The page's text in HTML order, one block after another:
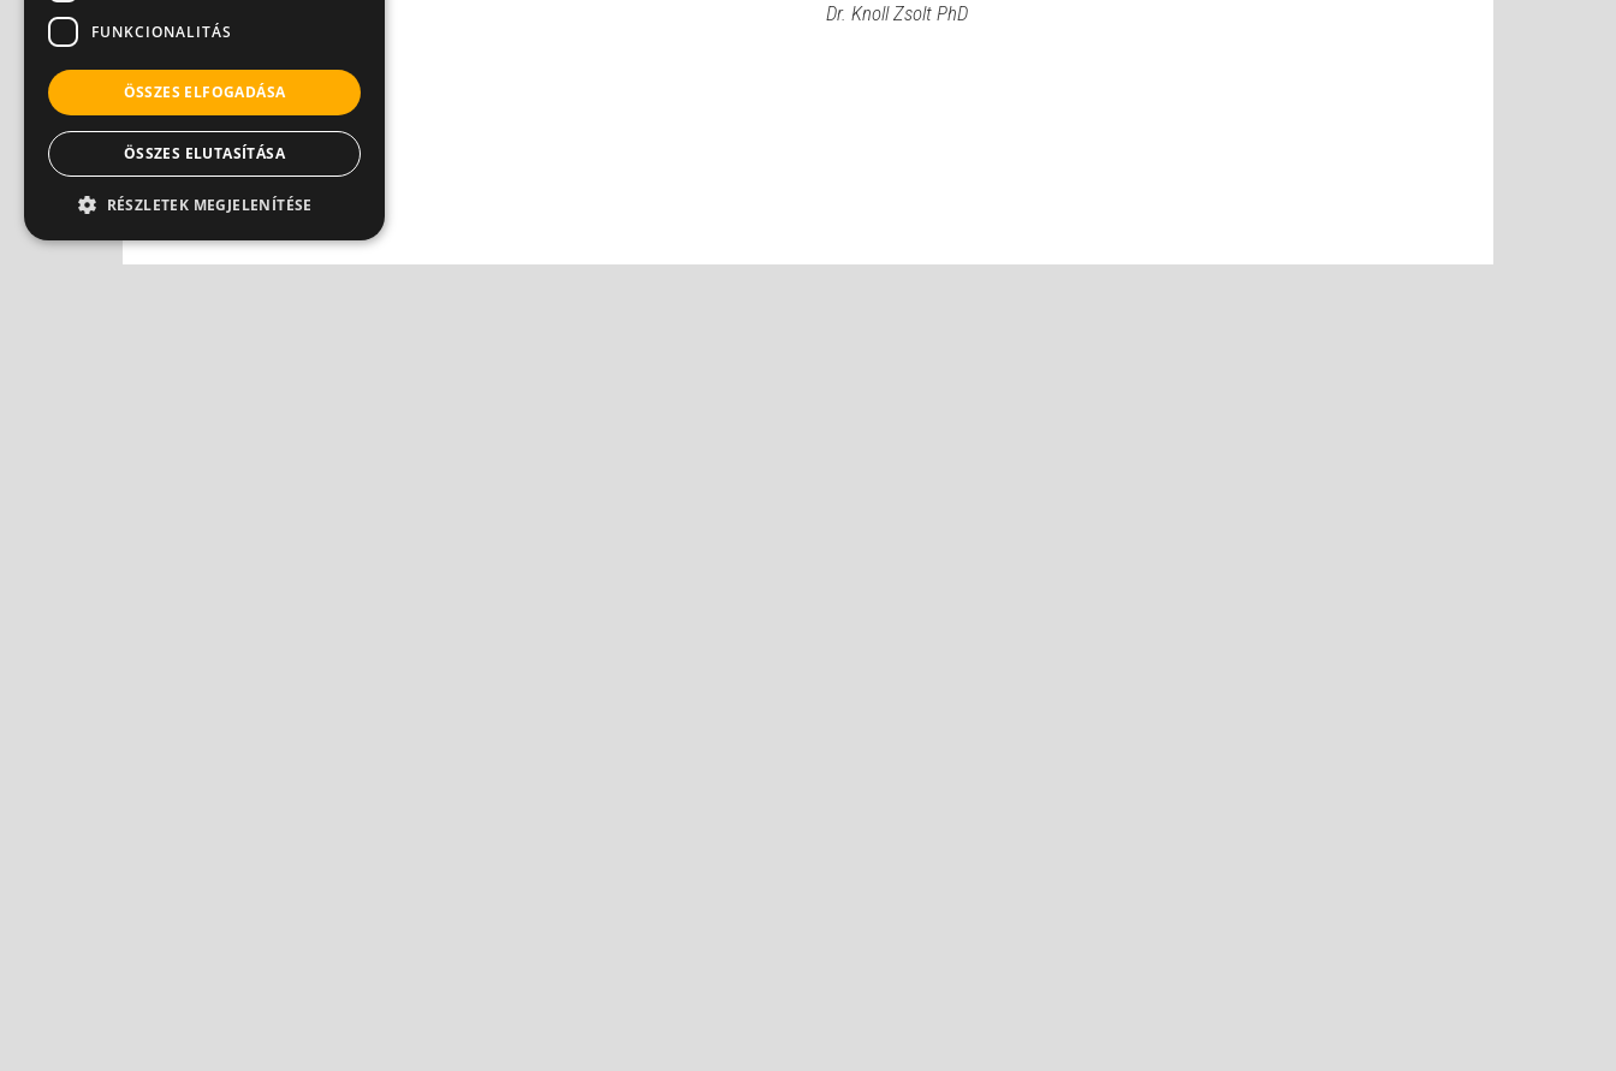
Dr. Knoll Zsolt PhD
FUNKCIONALITÁS
ÖSSZES ELFOGADÁSA
ÖSSZES ELUTASÍTÁSA
RÉSZLETEK MEGJELENÍTÉSE